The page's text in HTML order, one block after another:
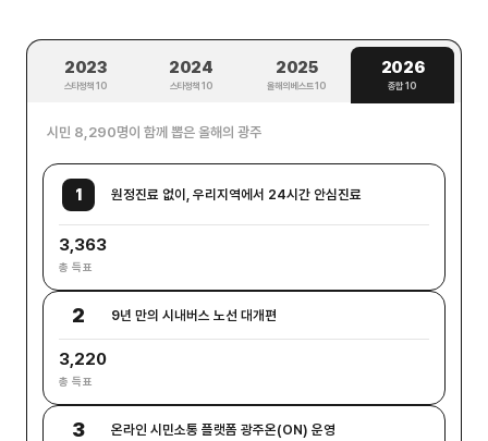
2023
스타정책 10
2024
스타정책 10
2025
올해의 베스트 10
2026
종합 10
시민 8,290명이 함께 뽑은 올해의 광주
1 원정진료 없이, 우리지역에서 24시간 안심진료
3,363
총 득표
2 9년 만의 시내버스 노선 대개편
3,220
총 득표
3 온라인 시민소통 플랫폼 광주온(ON) 운영